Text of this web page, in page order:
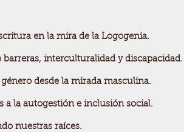
en la mira de la Logogenia.
interculturalidad y discapacidad.
desde la mirada masculina.
a la autogestión e inclusión social.
nuestras raíces.